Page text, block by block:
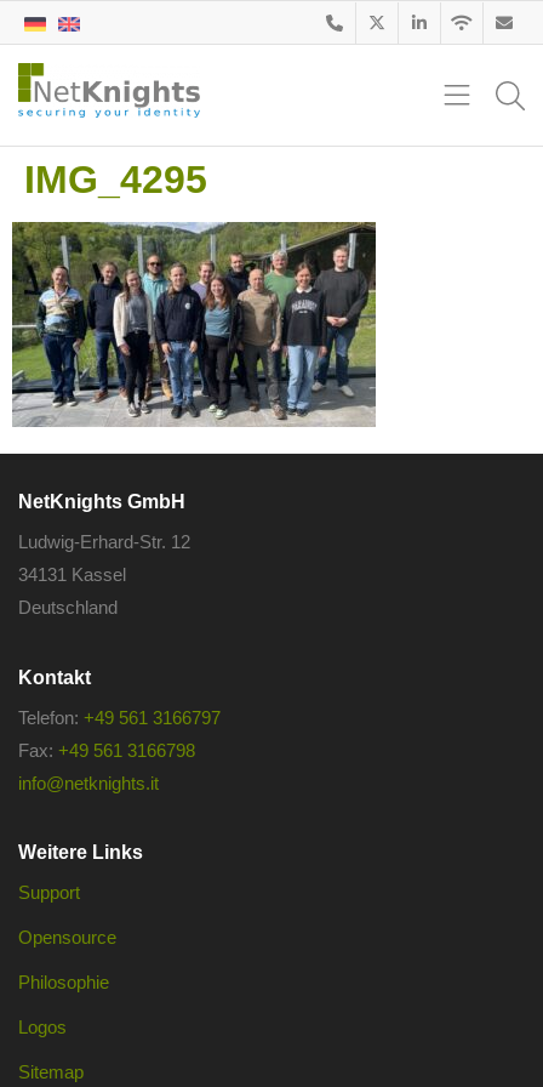
IMG_4295
NetKnights GmbH
Ludwig-Erhard-Str. 12
34131 Kassel
Deutschland
Kontakt
Telefon: +49 561 3166797
Fax: +49 561 3166798
info@netknights.it
Weitere Links
Support
Opensource
Philosophie
Logos
Sitemap